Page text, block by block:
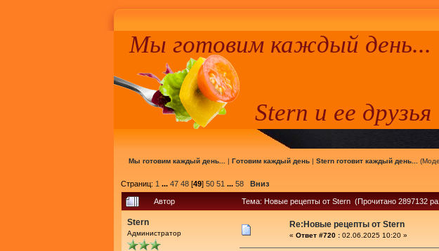
Мы готовим каждый день...
Stern и ее друзья
Мы готовим каждый день... | Готовим каждый день| Stern готовит каждый день...
Страниц: 1 ... 47 48 [49] 50 51 ... 58 Вниз
Автор Тема: Новые рецепты от Stern (Прочитано 2897132
Stern
Администратор
Re:Новые рецепты от Stern
« Ответ #720 : 02.06.2025 10:20 »